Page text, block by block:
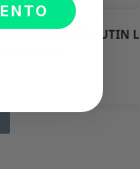
LOUBOUTIN